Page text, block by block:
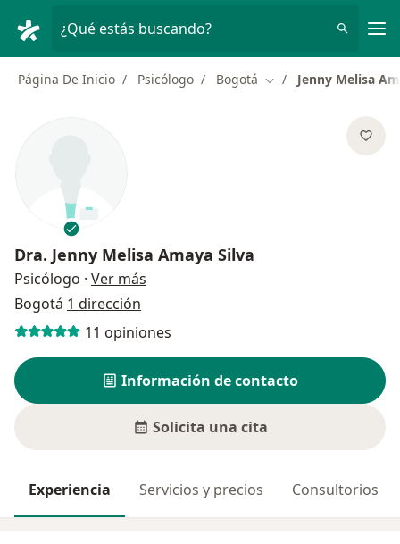
¿Qué estás buscando?
Página De Inicio Psicólogo Bogotá Cambiar de ciudad
Jenny Melisa
Dra. Jenny Melisa Amaya Silva
Psicólogo · Ver más
Bogotá 1 dirección
11 opiniones
Información de contacto
Solicita una cita
Experiencia Servicios y precios Consultorios